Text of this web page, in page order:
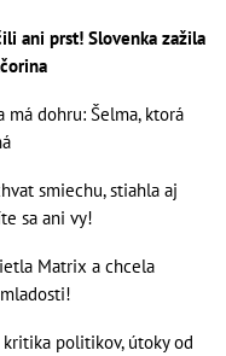
ani prst! Slovenka zažila
má dohru: Šelma, ktorá
smiechu, stiahla aj
sa ani vy!
Matrix a chcela
politikov, útoky od